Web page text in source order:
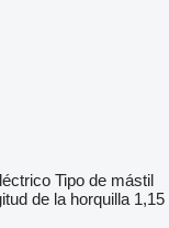
Tipo de mástil
de la horquilla 1,15